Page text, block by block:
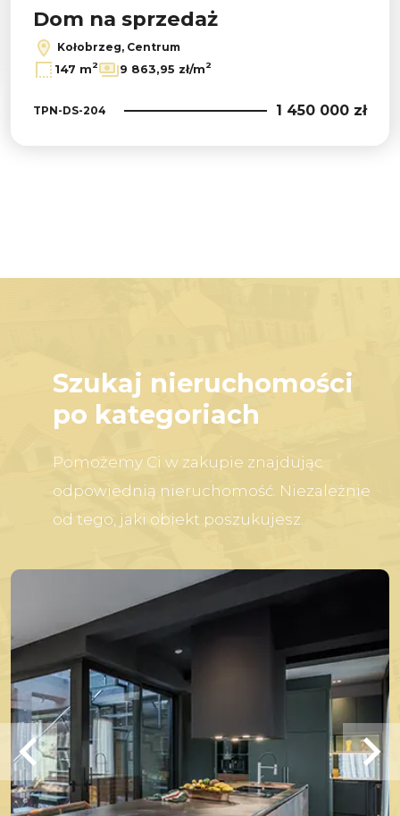
Dom na sprzedaż
Kołobrzeg, Centrum
147 m2 9 863,95 zł/m2
TPN-DS-204 1 450 000 zł
Szukaj nieruchomości
po kategoriach
Pomożemy Ci w zakupie znajdując
odpowiednią nieruchomość. Niezależnie
od tego, jaki obiekt poszukujesz.